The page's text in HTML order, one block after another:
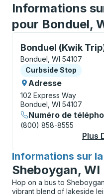
Informations
pour Bonduel,
Bonduel (Kwik
Curbside Stop,
Bonduel, WI 54107
Curbside Stop
Curbside Stop
Adresse
102 Express Way
Bonduel, WI 54107
Numéro de
(800) 858-8555
Plus
Informations sur
pour
Sheboygan, WI
Hop on a bus to
vibrant blend of lakeside